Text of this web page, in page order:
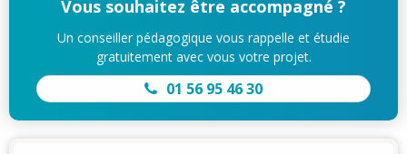
Vous souhaitez être accompagné ?
Un conseiller pédagogique vous rappelle et étudie
gratuitement avec vous votre projet.
01 56 95 46 30